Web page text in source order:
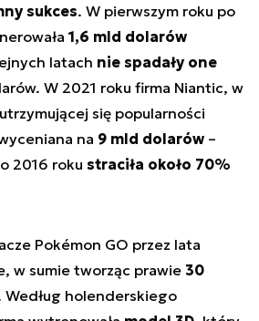
sukces. W pierwszym roku po
1,6 mld dolarów
latach nie spadały one
W 2021 roku firma Niantic, w
się popularności
na 9 mld dolarów –
2016 roku straciła około 70%
Pokémon GO przez lata
w sumie tworząc prawie 30
Według holenderskiego